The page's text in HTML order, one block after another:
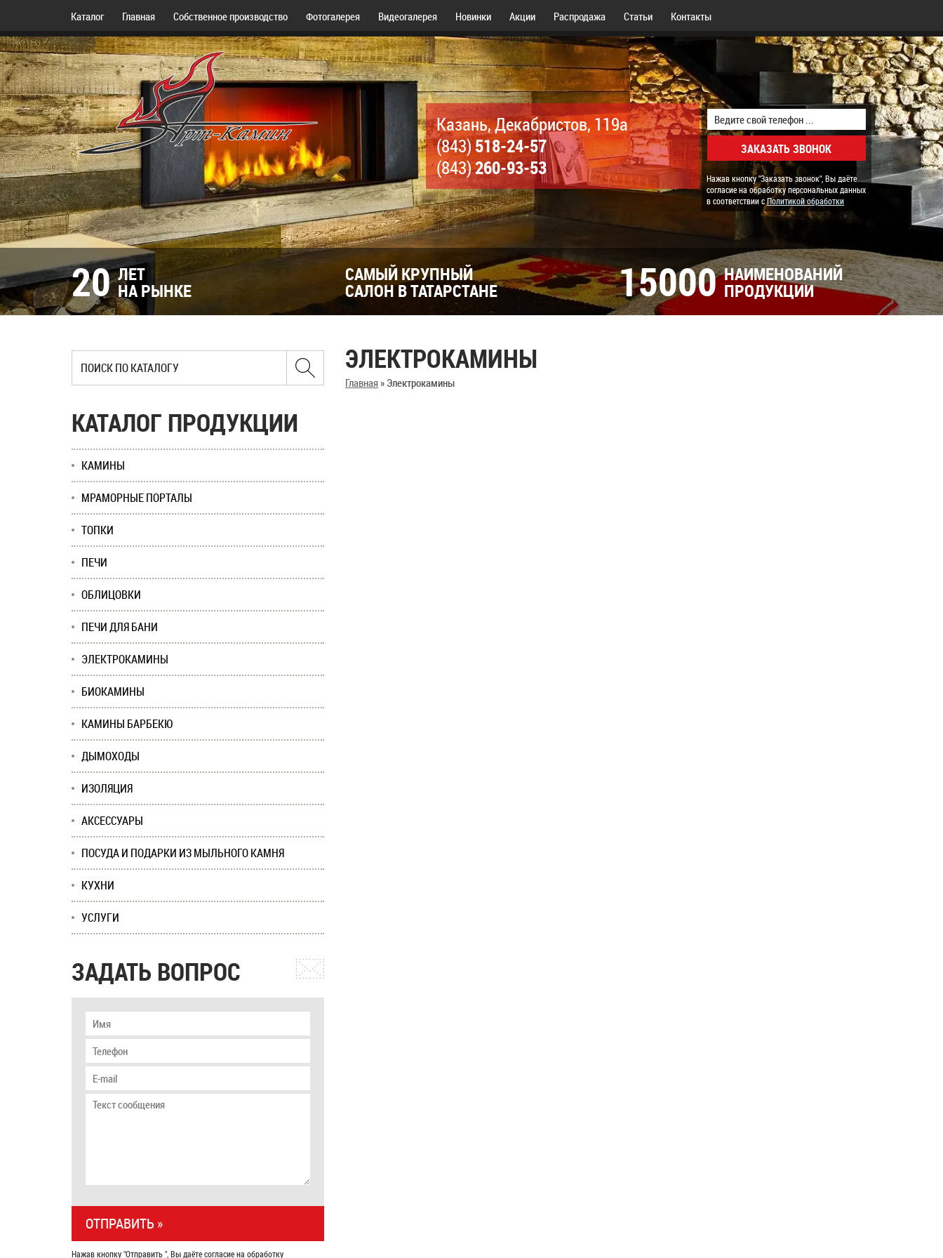
Каталог Главная Собственное производство Фотогалерея Видеогалерея Новинки Акции Распродажа Статьи Контакты
Казань, Декабристов, 119а
(843)518-24-57
(843)260-93-53
Нажав кнопку "Заказать звонок", Вы даёте
согласие на обработку персональных данных
в соответствии сПолитикой обработки
20 ЛЕТ
НА РЫНКЕ
САМЫЙ КРУПНЫЙ
САЛОН В ТАТАРСТАНЕ 15000 НАИМЕНОВАНИЙ
ПРОДУКЦИИ
ЭЛЕКТРОКАМИНЫ
Главная» Электрокамины
КАТАЛОГ ПРОДУКЦИИ
КАМИНЫ
МРАМОРНЫЕ ПОРТАЛЫ
ТОПКИ
ПЕЧИ
ОБЛИЦОВКИ
ПЕЧИ ДЛЯ БАНИ
ЭЛЕКТРОКАМИНЫ
БИОКАМИНЫ
КАМИНЫ БАРБЕКЮ
ДЫМОХОДЫ
ИЗОЛЯЦИЯ
АКСЕССУАРЫ
ПОСУДА И ПОДАРКИ ИЗ МЫЛЬНОГО КАМНЯ
КУХНИ
УСЛУГИ
ЗАДАТЬ ВОПРОС
Нажав кнопку "Отправить ", Вы даёте согласие на обработку